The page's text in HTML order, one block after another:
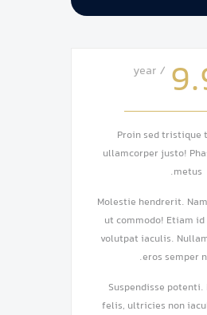
/ year
Proin sed tristique
ullamcorper justo!
metus.
Molestie hendrerit.
ut commodo! Etiam
volutpat iaculis.
eros semper
Suspendisse potenti.
felis, ultricies non